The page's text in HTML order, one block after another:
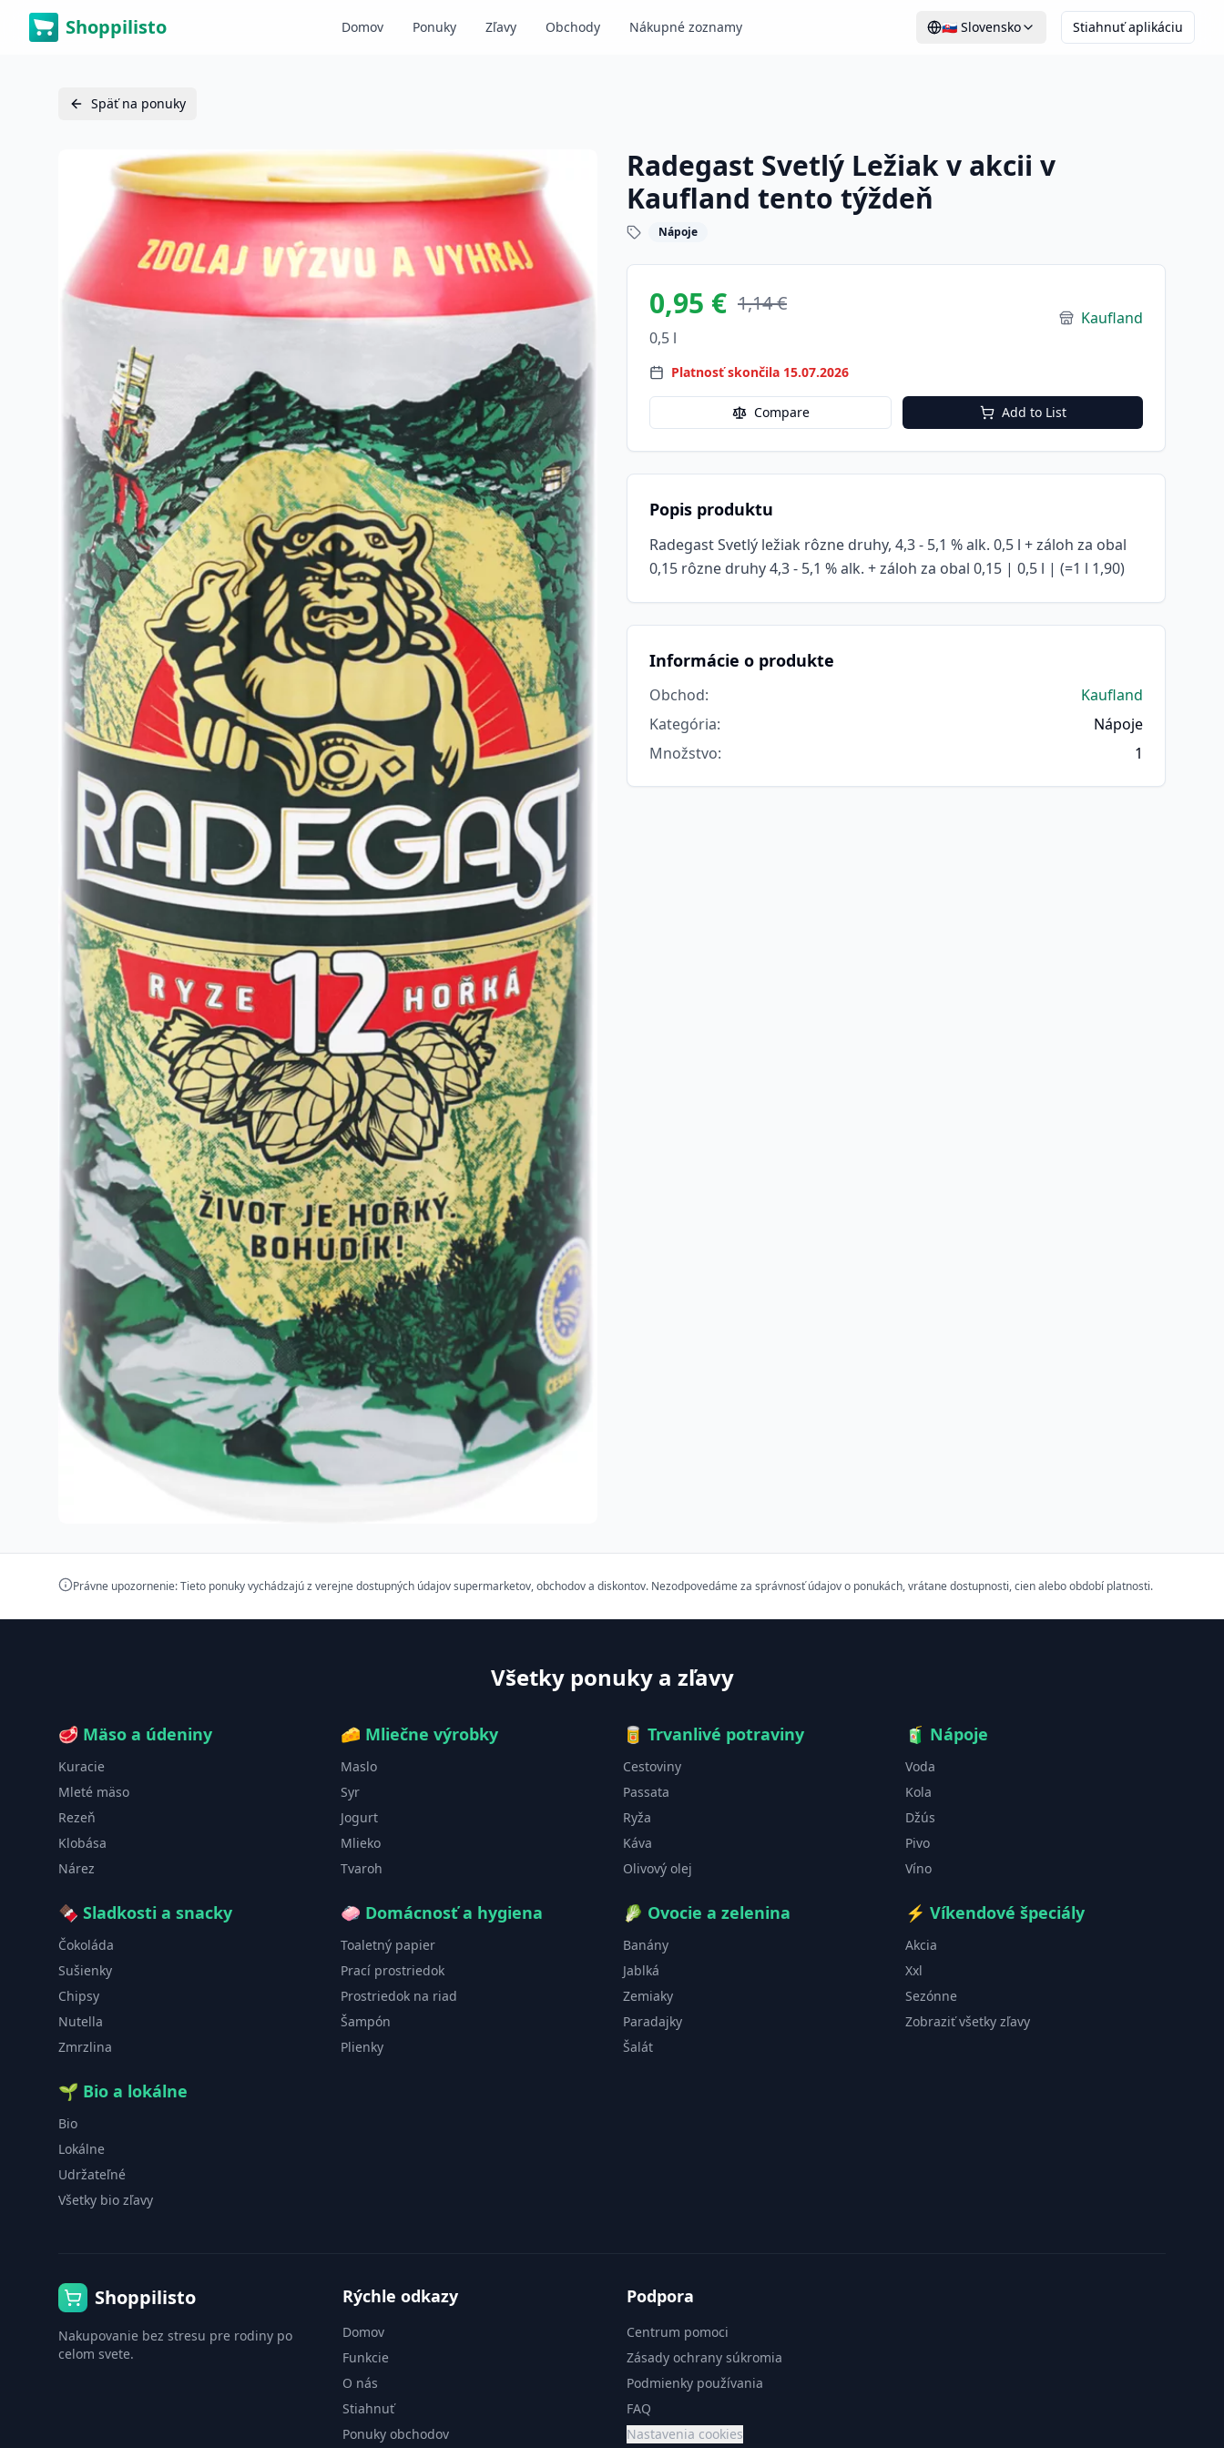
Shoppilisto Domov Ponuky Zľavy Obchody Nákupné zoznamy 🇸🇰 Slovensko Stiahnuť aplikáciu
Späť na ponuky
Radegast Svetlý Ležiak v akcii v
Kaufland tento týždeň
Nápoje
0,95 € 1,14 €
0,5 l
Kaufland
Platnosť skončila 15.07.2026
Compare Add to List
Popis produktu
Radegast Svetlý ležiak rôzne druhy, 4,3 - 5,1 % alk. 0,5 l + záloh za obal
0,15 rôzne druhy 4,3 - 5,1 % alk. + záloh za obal 0,15 | 0,5 l | (=1 l 1,90)
Informácie o produkte
Obchod:
Kaufland
Kategória:
Nápoje
Množstvo: 1
Právne upozornenie: Tieto ponuky vychádzajú z verejne dostupných údajov supermarketov, obchodov a diskontov. Nezodpovedáme za správnosť údajov o ponukách, vrátane dostupnosti, cien alebo období platnosti.
Všetky ponuky a zľavy
🥩 Mäso a údeniny
Kuracie
Mleté mäso
Rezeň
Klobása
Nárez
🧀 Mliečne výrobky
Maslo
Syr
Jogurt
Mlieko
Tvaroh
🥫 Trvanlivé potraviny
Cestoviny
Passata
Ryža
Káva
Olivový olej
🧃 Nápoje
Voda
Kola
Džús
Pivo
Víno
🍫 Sladkosti a snacky
Čokoláda
Sušienky
Chipsy
Nutella
Zmrzlina
🧼 Domácnosť a hygiena
Toaletný papier
Prací prostriedok
Prostriedok na riad
Šampón
Plienky
🥬 Ovocie a zelenina
Banány
Jablká
Zemiaky
Paradajky
Šalát
⚡ Víkendové špeciály
Akcia
Xxl
Sezónne
Zobraziť všetky zľavy
🌱 Bio a lokálne
Bio
Lokálne
Udržateľné
Všetky bio zľavy
Shoppilisto
Nakupovanie bez stresu pre rodiny po
celom svete.
Rýchle odkazy
Domov
Funkcie
O nás
Stiahnuť
Ponuky obchodov
Podpora
Centrum pomoci
Zásady ochrany súkromia
Podmienky používania
FAQ
Nastavenia cookies